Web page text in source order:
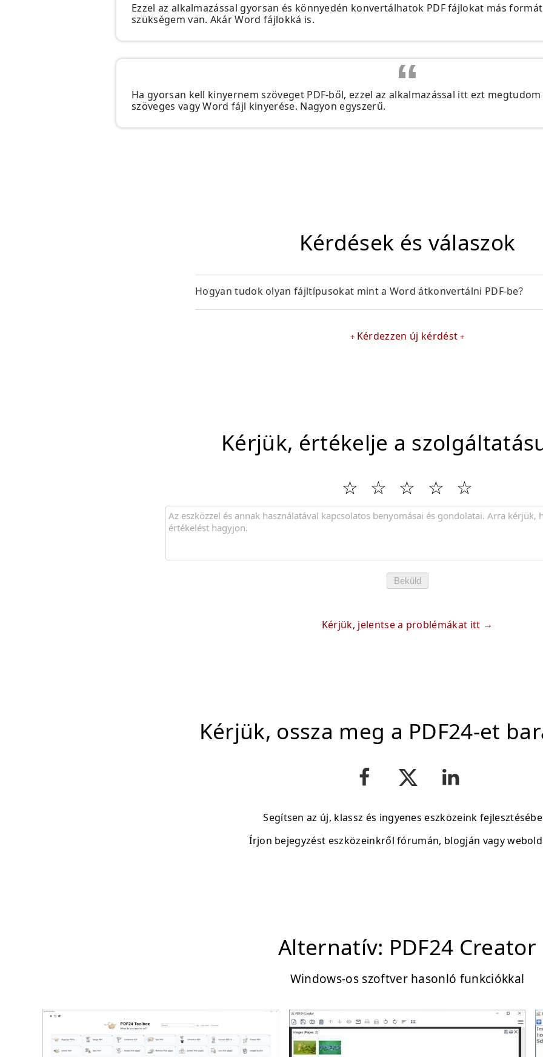
Ezzel az alkalmazással gyorsan és könnyedén konvertálhatok PDF fájlokat más
szükségem van. Akár Word fájlokká is.
Ha gyorsan kell kinyernem szöveget PDF-ből, ezzel az alkalmazással itt ezt megtudom
szöveges vagy Word fájl kinyerése. Nagyon egyszerű.
Kérdések és válaszok
Hogyan tudok olyan fájltípusokat mint a Word átkonvertálni PDF-be?
Kérdezzen új kérdést
Kérjük, értékelje a
Beküld
Kérjük, jelentse a problémákat itt
Kérjük, ossza meg a PDF24-et
Segítsen az új, klassz és ingyenes eszközeink
Írjon bejegyzést eszközeinkről fórumán, blogján vagy
Alternatív: PDF24 Creator
Windows-os szoftver hasonló funkciókkal